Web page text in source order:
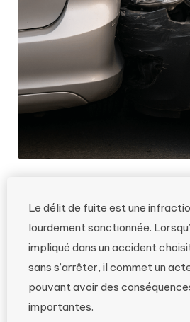
Le délit de fuite est une
lourdement sanctionnée.
impliqué dans un accident
sans s’arrêter, il commet un
pouvant avoir des
importantes.